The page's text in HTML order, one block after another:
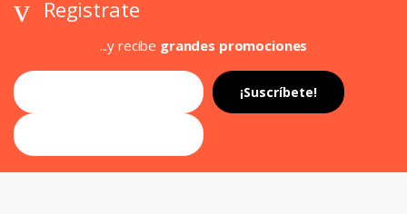
Registrate
...y recibe grandes promociones